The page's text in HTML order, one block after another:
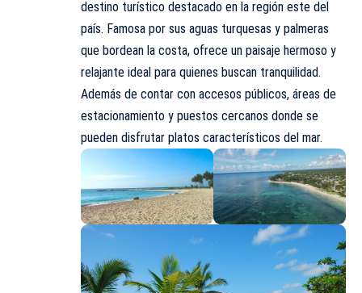
destino turístico destacado en la región este del
país. Famosa por sus aguas turquesas y palmeras
que bordean la costa, ofrece un paisaje hermoso y
relajante ideal para quienes buscan tranquilidad.
Además de contar con accesos públicos, áreas de
estacionamiento y puestos cercanos donde se
pueden disfrutar platos característicos del mar.